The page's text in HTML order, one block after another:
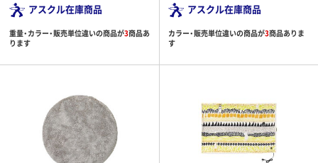
アスクル在庫商品
重量・カラー・販売単位違いの商品が3商品あ
ります
アスクル在庫商品
カラー・販売単位違いの商品が3商品ありま
す